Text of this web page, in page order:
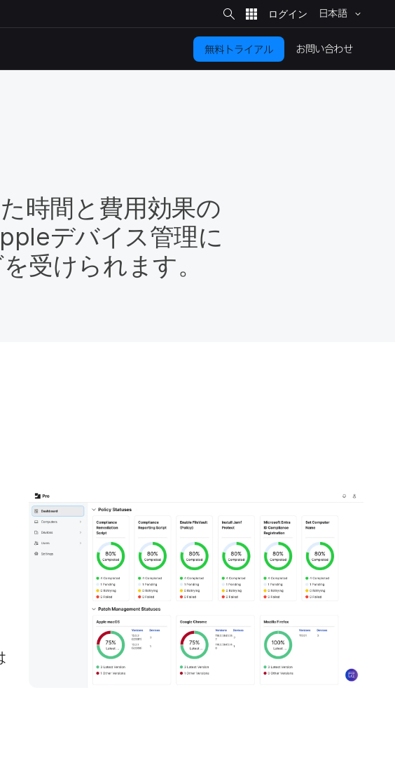
サ
イ
ト
検
索
日本語
無料トライアル お問い​合わせ
時間と​費用効果の​
デバイス管理に​
受けられます。